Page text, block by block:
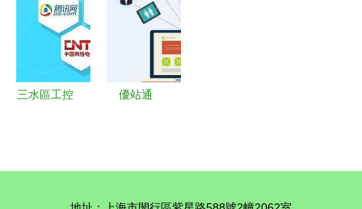
與文化品牌
構建
案，深耕網
絡文化經營
三水區工控
優站通